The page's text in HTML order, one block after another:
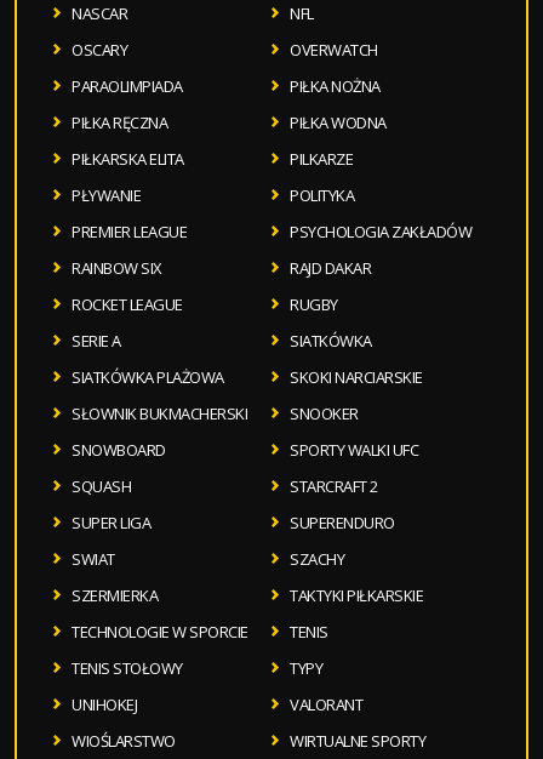
NASCAR
NFL
OSCARY
OVERWATCH
PARAOLIMPIADA
PIŁKA NOŻNA
PIŁKA RĘCZNA
PIŁKA WODNA
PIŁKARSKA ELITA
PILKARZE
PŁYWANIE
POLITYKA
PREMIER LEAGUE
PSYCHOLOGIA ZAKŁADÓW
RAINBOW SIX
RAJD DAKAR
ROCKET LEAGUE
RUGBY
SERIE A
SIATKÓWKA
SIATKÓWKA PLAŻOWA
SKOKI NARCIARSKIE
SŁOWNIK BUKMACHERSKI
SNOOKER
SNOWBOARD
SPORTY WALKI UFC
SQUASH
STARCRAFT 2
SUPER LIGA
SUPERENDURO
SWIAT
SZACHY
SZERMIERKA
TAKTYKI PIŁKARSKIE
TECHNOLOGIE W SPORCIE
TENIS
TENIS STOŁOWY
TYPY
UNIHOKEJ
VALORANT
WIOŚLARSTWO
WIRTUALNE SPORTY